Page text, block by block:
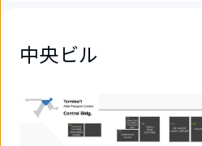
中央ビル